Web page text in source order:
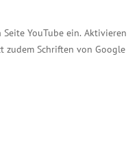
YouTube ein. Aktivieren
zudem Schriften von Google
bereits
es klare und
künftig die